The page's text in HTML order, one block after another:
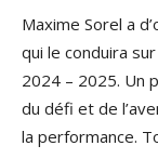
Maxime Sorel a
qui le conduira
2024 – 2025. Un
du défi et de
la performance.